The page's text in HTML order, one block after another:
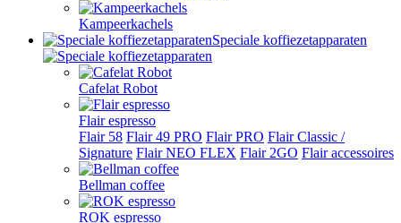
Kampeerkachels
Speciale koffiezetapparaten
Cafelat Robot
Flair espresso
Flair 58 Flair 49 PRO Flair PRO Flair Classic /
Signature Flair NEO FLEX Flair 2GO Flair accessoires
Bellman coffee
ROK espresso